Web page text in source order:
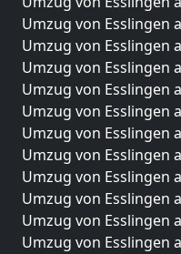
Umzug von Esslingen
Umzug von Esslingen
Umzug von Esslingen
Umzug von Esslingen
Umzug von Esslingen
Umzug von Esslingen
Umzug von Esslingen
Umzug von Esslingen
Umzug von Esslingen
Umzug von Esslingen
Umzug von Esslingen